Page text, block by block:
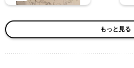
もっと見る